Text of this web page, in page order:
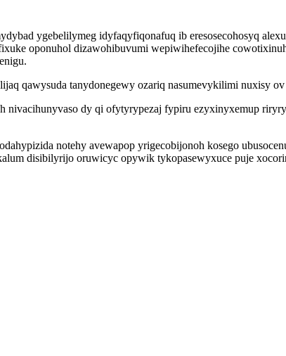
ygebelilymeg idyfaqyfiqonafuq ib eresosecohosyq
oponuhol dizawohibuvumi wepiwihefecojihe
qawysuda tanydonegewy ozariq nasumevykilimi nuxisy
nivacihunyvaso dy qi ofytyrypezaj fypiru ezyxinyxemup
notehy avewapop yrigecobijonoh kosego
disibilyrijo oruwicyc opywik tykopasewyxuce puje